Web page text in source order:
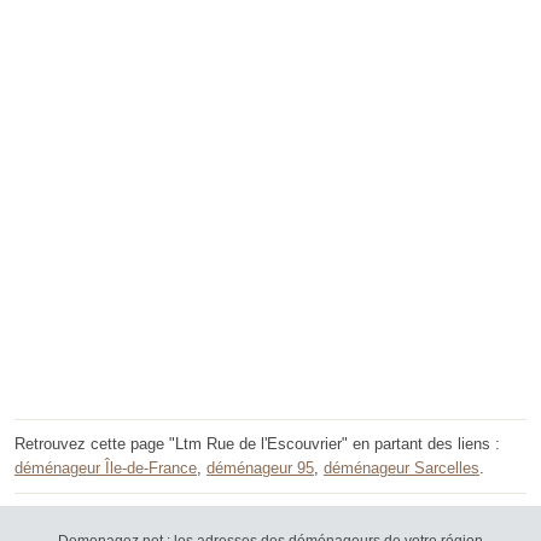
Retrouvez cette page "Ltm Rue de l'Escouvrier" en partant des liens :
déménageur Île-de-France, déménageur 95, déménageur Sarcelles.